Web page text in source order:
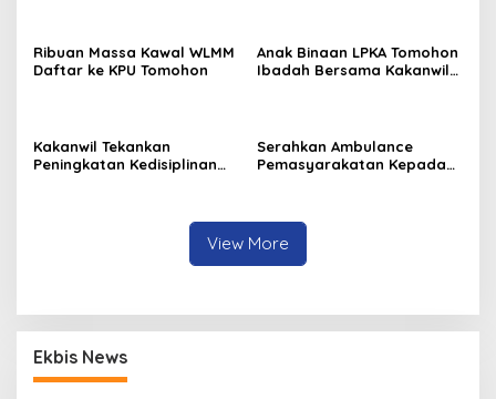
Ribuan Massa Kawal WLMM
Daftar ke KPU Tomohon
Anak Binaan LPKA Tomohon
Ibadah Bersama Kakanwil
Kakanwil Tekankan
Peningkatan Kedisiplinan
Serahkan Ambulance
Pemasyarakatan Kepada
Penuh Tanggung Jawab
View More
Ekbis News